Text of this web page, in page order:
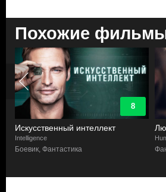
Похожие
8
Искусственный интеллект
Intelligence
Боевик, Фантастика